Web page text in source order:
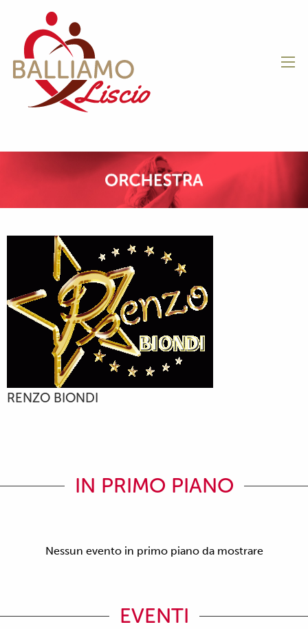
RENZO BIONDI
IN PRIMO PIANO
Nessun evento in primo piano da mostrare
EVENTI